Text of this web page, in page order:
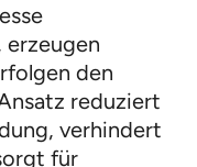
den
reduziert
verhindert
für